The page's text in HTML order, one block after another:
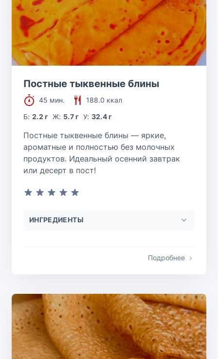
Постные тыквенные блины
45 мин.
188.0 ккал
Б:2.2 г Ж: 5.7 г У: 32.4 г
Постные тыквенные блины — яркие,
ароматные и полностью без молочных
продуктов. Идеальный осенний завтрак
или десерт в пост!
ИНГРЕДИЕНТЫ
Подробнее